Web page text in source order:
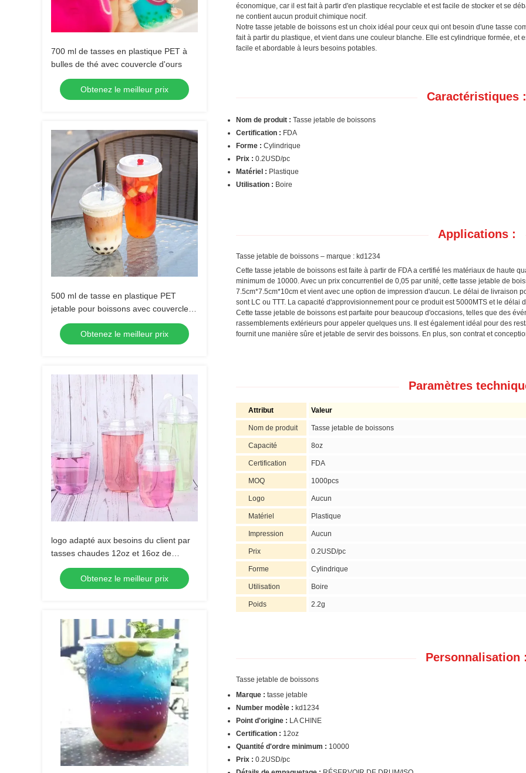
700 ml de tasses en plastique PET à
bulles de thé avec couvercle d'ours
Obtenez le meilleur prix
500 ml de tasse en plastique PET
jetable pour boissons avec couvercle et
paille
Obtenez le meilleur prix
logo adapté aux besoins du client par
tasses chaudes 12oz et 16oz de
l'ANIMAL FAMILIER U de vente pour
des magasins de boba
Obtenez le meilleur prix
économique, car il est fait à partir d'en plastique recyclable et est facile de stocker et se
ne contient aucun produit chimique nocif.
Notre tasse jetable de boissons est un choix idéal pour ceux qui ont besoin d'une tasse
fait à partir du plastique, et vient dans une couleur blanche. Elle est cylindrique formée, et
facile et abordable à leurs besoins potables.
Caractéristiques :
Nom de produit : Tasse jetable de boissons
Certification : FDA
Forme : Cylindrique
Prix : 0.2USD/pc
Matériel : Plastique
Utilisation : Boire
Applications :
Tasse jetable de boissons – marque : kd1234
Cette tasse jetable de boissons est faite à partir de FDA a certifié les matériaux de haute
minimum de 10000. Avec un prix concurrentiel de 0,05 par unité, cette tasse jetable de
7.5cm*7.5cm*10cm et vient avec une option de impression d'aucun. Le délai de livraison
sont LC ou TTT. La capacité d'approvisionnement pour ce produit est 5000MTS et le délai
Cette tasse jetable de boissons est parfaite pour beaucoup d'occasions, telles que des
rassemblements extérieurs pour appeler quelques uns. Il est également idéal pour des
fournit une manière sûre et jetable de servir des boissons. En plus, son contrat et
Paramètres
Attribut Valeur
Nom de produit Tasse jetable de boissons
Capacité 8oz
Certification FDA
MOQ 1000pcs
Logo Aucun
Matériel Plastique
Impression Aucun
Prix 0.2USD/pc
Forme Cylindrique
Utilisation Boire
Poids 2.2g
Personnalisation
Tasse jetable de boissons
Marque : tasse jetable
Number modèle : kd1234
Point d'origine : LA CHINE
Certification : 12oz
Quantité d'ordre minimum : 10000
Prix : 0.2USD/pc